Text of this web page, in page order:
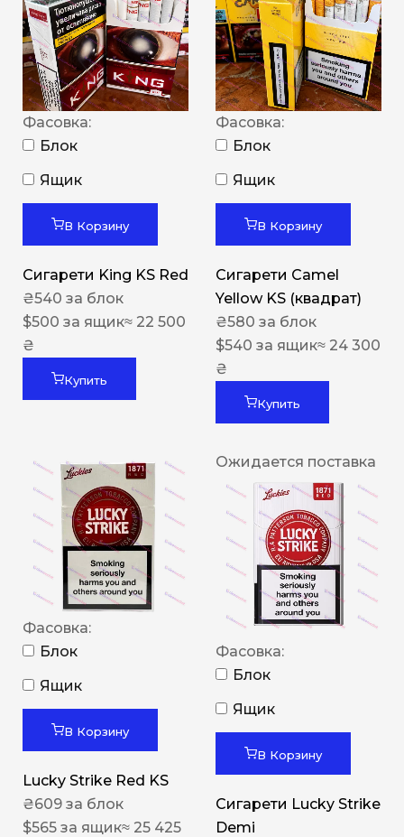
Фасовка:
Блок
Ящик
В Корзину
Сигарети King KS Red
₴540 за блок
$500 за ящик≈ 22 500
₴
Купить
Фасовка:
Блок
Ящик
В Корзину
Сигарети Camel
Yellow KS (квадрат)
₴580 за блок
$540 за ящик≈ 24 300
₴
Купить
Фасовка:
Блок
Ящик
В Корзину
Lucky Strike Red KS
₴609 за блок
$565 за ящик≈ 25 425
Ожидается поставка
Фасовка:
Блок
Ящик
В Корзину
Сигарети Lucky Strike
Demi